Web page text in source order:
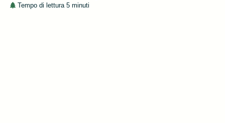
Tempo di lettura5 minuti